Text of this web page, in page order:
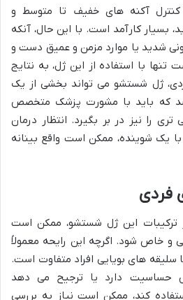
آکنه های خفیف تا متوسط و
کارآمد است. با این حال، آنکه
شدید یا موارد مزمن و عمیق دست و
با استفاده از این ژل، به نتایج
ژل شستشو می تواند بخشی از یک
که باید با مشورت پزشک متخصص
را نیز در بر بگیرد. انتظار درمان
یک شوینده، ممکن است واقع بینانه
فردی
این ژل شستشو، ممکن است
و خاص شود. اگرچه این رایحه معمولاً
سلیقه های بویایی افراد متفاوت است.
حساسیت دارد یا ترجیح می دهد
کند، ممکن است نیاز به بررسی